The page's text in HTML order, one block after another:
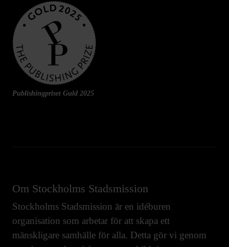
Publishingpriset Guld 2025
Om Stockholms Stadsmission
Stockholms Stadsmission är en idéburen
organisation som arbetar för att skapa ett
mänskligare samhälle för alla. Detta gör vi genom